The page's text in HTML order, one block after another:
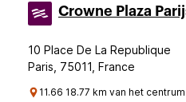
Crowne Plaza
10 Place De La Republique
Paris, 75011, France
11.66 18.77 km van het